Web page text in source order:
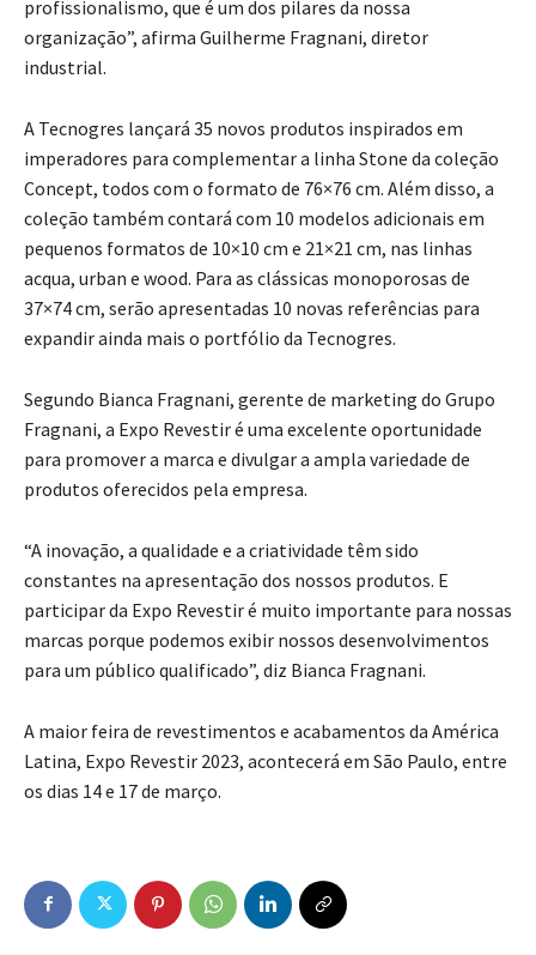
profissionalismo, que é um dos pilares da nossa
organização”, afirma Guilherme Fragnani, diretor
industrial.
A Tecnogres lançará 35 novos produtos inspirados em
imperadores para complementar a linha Stone da coleção
Concept, todos com o formato de 76×76 cm. Além disso, a
coleção também contará com 10 modelos adicionais em
pequenos formatos de 10×10 cm e 21×21 cm, nas linhas
acqua, urban e wood. Para as clássicas monoporosas de
37×74 cm, serão apresentadas 10 novas referências para
expandir ainda mais o portfólio da Tecnogres.
Segundo Bianca Fragnani, gerente de marketing do Grupo
Fragnani, a Expo Revestir é uma excelente oportunidade
para promover a marca e divulgar a ampla variedade de
produtos oferecidos pela empresa.
“A inovação, a qualidade e a criatividade têm sido
constantes na apresentação dos nossos produtos. E
participar da Expo Revestir é muito importante para nossas
marcas porque podemos exibir nossos desenvolvimentos
para um público qualificado”, diz Bianca Fragnani.
A maior feira de revestimentos e acabamentos da América
Latina, Expo Revestir 2023, acontecerá em São Paulo, entre
os dias 14 e 17 de março.